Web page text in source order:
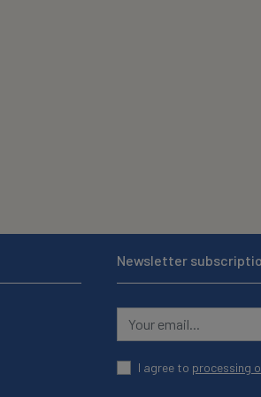
Newsletter
I agree to processing